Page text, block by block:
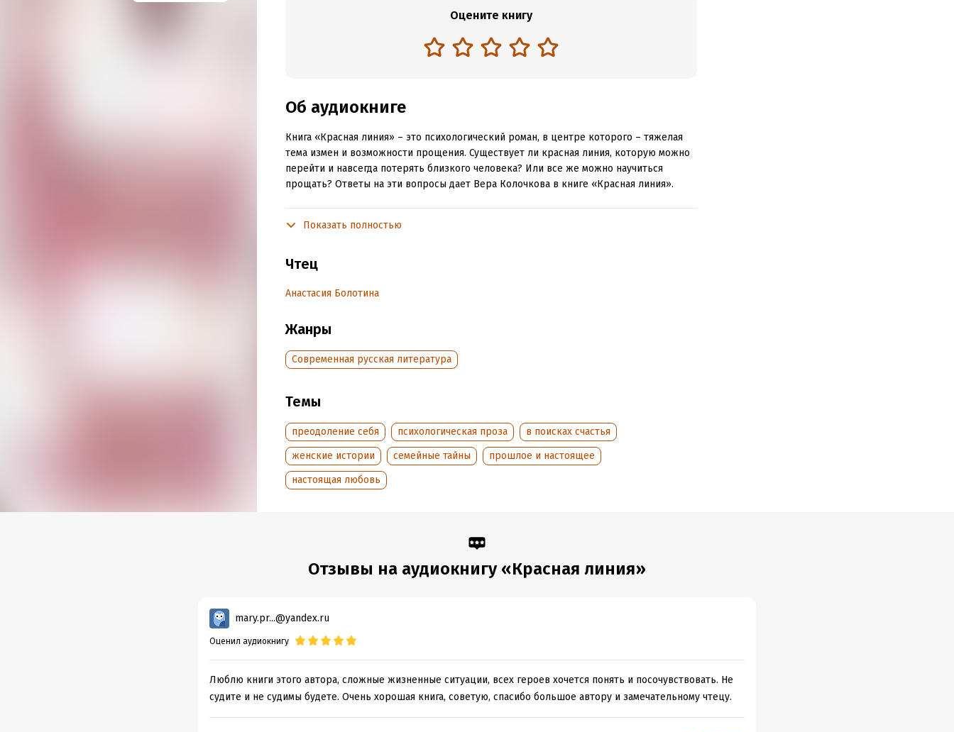
Оцените книгу
Об аудиокниге
Книга «Красная линия» – это психологический роман, в центре которого – тяжелая
тема измен и возможности прощения. Существует ли красная линия, которую можно
перейти и навсегда потерять близкого человека? Или все же можно научиться
прощать? Ответы на эти вопросы дает Вера Колочкова в книге «Красная линия».
Подробная информация
Год издания:
Дата поступления:
Показать полностью
Чтец
Анастасия Болотина
Жанры
Современная русская литература
Темы
преодоление себя психологическая проза
в поисках счастья
женские истории
семейные тайны
прошлое и настоящее
настоящая любовь
Отзывы на аудиокнигу «Красная линия»
mary.pr...@yandex.ru
Оценил аудиокнигу
Люблю книги этого автора, сложные жизненные ситуации, всех героев хочется понять и посочувствовать. Не
судите и не судимы будете. Очень хорошая книга, советую, спасибо большое автору и замечательному чтецу.